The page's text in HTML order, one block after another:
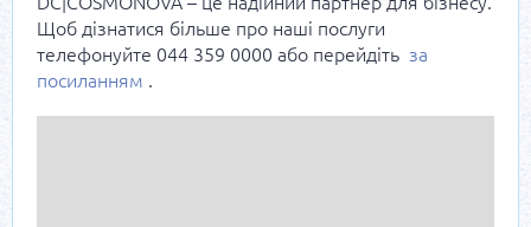
Щоб дізнатися більше про наші послуги
телефонуйте 044 359 0000 або перейдіть за
посиланням .